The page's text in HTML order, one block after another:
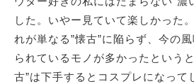
した。いやー見ていて楽しかった
れが単なる”懐古”に陥らず、今の
られているモノが多かったという
古”は下手するとコスプレになって